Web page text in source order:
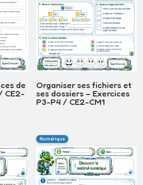
de
CE2-
Organiser ses fichiers et
ses dossiers – Exercices
P3-P4 / CE2-CM1
Numérique